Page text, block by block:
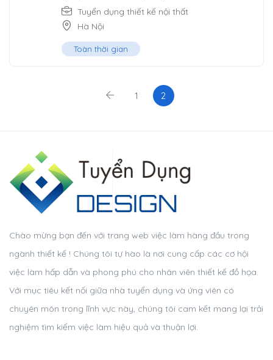
Tuyển dụng thiết kế nội thất
Hà Nội
Toàn thời gian
1 2
Chào mừng bạn đến với trang web việc làm hàng đầu trong
ngành thiết kế ! Chúng tôi tự hào là nơi cung cấp các cơ hội
việc làm hấp dẫn và phong phú cho nhân viên thiết kế đồ họa.
Với mục tiêu kết nối giữa nhà tuyển dụng và ứng viên có
chuyên môn trong lĩnh vực này, chúng tôi cam kết mang lại trải
nghiệm tìm kiếm việc làm hiệu quả và thuận lợi.